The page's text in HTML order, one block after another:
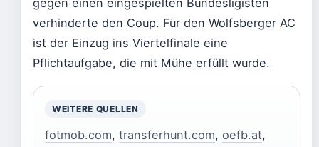
gegen einen eingespielten Bundesligisten
verhinderte den Coup. Für den Wolfsberger AC
ist der Einzug ins Viertelfinale eine
Pflichtaufgabe, die mit Mühe erfüllt wurde.
WEITERE QUELLEN
fotmob.com, transferhunt.com, oefb.at,